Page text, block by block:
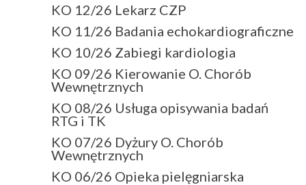
KO 12/26 Lekarz CZP
KO 11/26 Badania echokardiograficzne
KO 10/26 Zabiegi kardiologia
KO 09/26 Kierowanie O. Chorób
Wewnętrznych
KO 08/26 Usługa opisywania badań
RTG i TK
KO 07/26 Dyżury O. Chorób
Wewnętrznych
KO 06/26 Opieka pielęgniarska